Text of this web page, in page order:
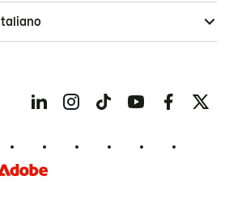
Italiano